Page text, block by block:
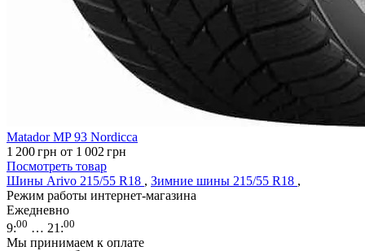
Matador MP 93 Nordicca
1 200грн от 1 002 грн
Посмотреть товар
Шины Arivo 215/55 R18 , Зимние шины 215/55 R18 ,
Режим работы интернет-магазина
Ежедневно
9:00 … 21:00
Мы принимаем к оплате